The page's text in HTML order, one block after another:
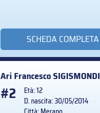
SCHEDA COMPLETA
Ari FrancescoSIGISMONDI
#2
Età: 12
D. nascita: 30/05/2014